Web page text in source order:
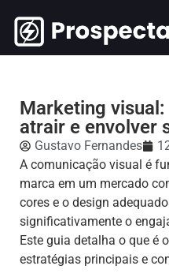
Marketing
atrair e envolver
Gustavo Fernandes
A comunicação visual é
marca em um mercado
cores e o design
significativamente o
Este guia detalha o que é
estratégias principais e